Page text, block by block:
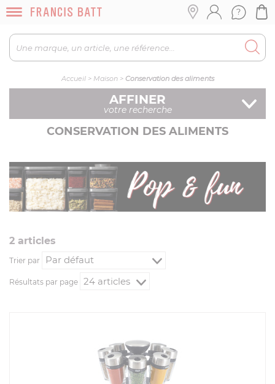
Accueil> Maison> Conservation des aliments
AFFINER
votre recherche
CONSERVATION DES ALIMENTS
2 articles
Trier par
Résultats par page